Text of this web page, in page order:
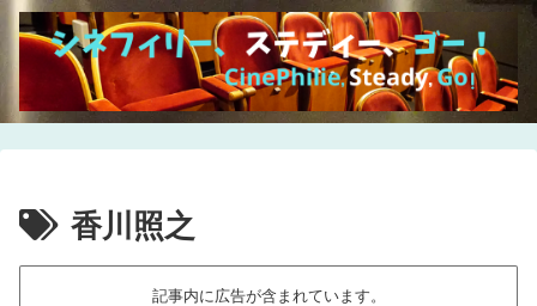
香川照之
記事内に広告が含まれています。